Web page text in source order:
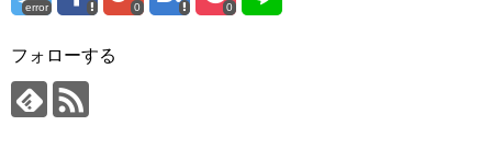
error 0 0
フォローする